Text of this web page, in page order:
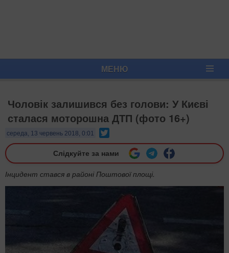
МЕНЮ
Чоловік залишився без голови: У Києві
сталася моторошна ДТП (фото 16+)
середа, 13 червень 2018, 0:01
Слідкуйте за нами
Інцидент стався в районі Поштової площі.